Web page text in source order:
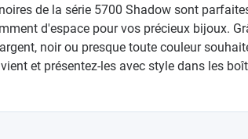
de la série 5700 Shadow sont
d'espace pour vos précieux bijoux.
noir ou presque toute couleur
et présentez-les avec style dans les